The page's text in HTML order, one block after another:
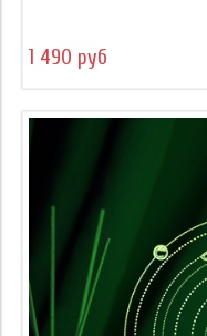
1 490 руб